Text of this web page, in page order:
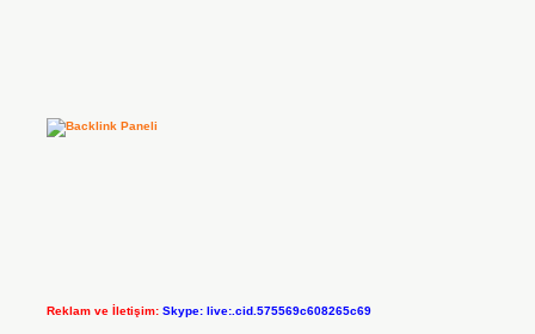
Reklam ve İletişim: Skype: live:.cid.575569c608265c69